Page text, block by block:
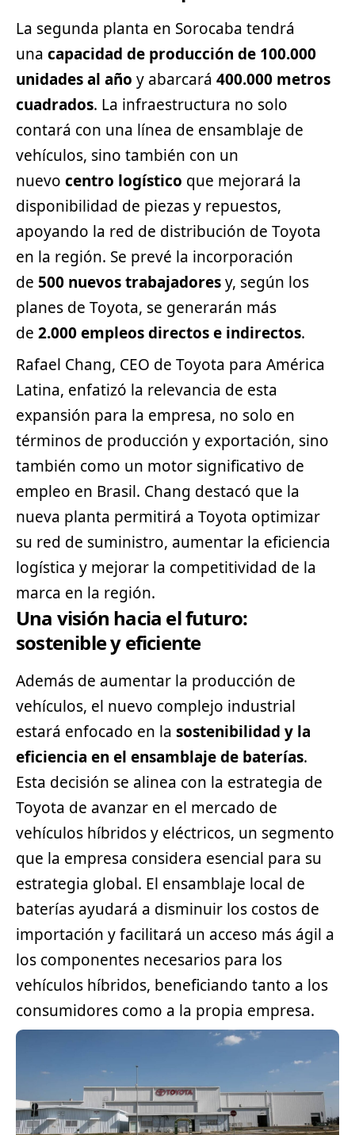
La segunda planta en Sorocaba tendrá
una capacidad de producción de 100.000
unidades al año y abarcará 400.000 metros
cuadrados. La infraestructura no solo
contará con una línea de ensamblaje de
vehículos, sino también con un
nuevo centro logístico que mejorará la
disponibilidad de piezas y repuestos,
apoyando la red de distribución de Toyota
en la región. Se prevé la incorporación
de 500 nuevos trabajadoresy, según los
planes de Toyota, se generarán más
de 2.000 empleos directos e indirectos.
Rafael Chang, CEO de Toyota para América
Latina, enfatizó la relevancia de esta
expansión para la empresa, no solo en
términos de producción y exportación, sino
también como un motor significativo de
empleo en Brasil. Chang destacó que la
nueva planta permitirá a Toyota optimizar
su red de suministro, aumentar la eficiencia
logística y mejorar la competitividad de la
marca en la región.
Una visión hacia el futuro:
sostenible y eficiente
Además de aumentar la producción de
vehículos, el nuevo complejo industrial
estará enfocado en la sostenibilidad y la
eficiencia en el ensamblaje de baterías.
Esta decisión se alinea con la estrategia de
Toyota de avanzar en el mercado de
vehículos híbridos y eléctricos, un segmento
que la empresa considera esencial para su
estrategia global. El ensamblaje local de
baterías ayudará a disminuir los costos de
importación y facilitará un acceso más ágil a
los componentes necesarios para los
vehículos híbridos, beneficiando tanto a los
consumidores como a la propia empresa.